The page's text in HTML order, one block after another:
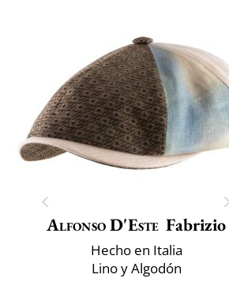
Alfonso D'Este Fabrizio
Hecho en Italia
Lino y Algodón